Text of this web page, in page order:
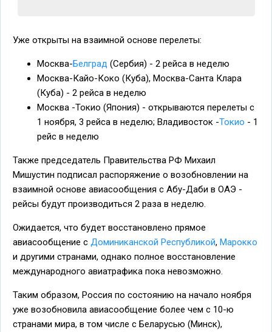
Уже открыты на взаимной основе перелеты:
Москва-Белград (Сербия) - 2 рейса в неделю
Москва-Кайо-Коко (Куба), Москва-Санта Клара
(Куба) - 2 рейса в неделю
Москва -Токио (Япония) - открываются перелеты с
1 ноября, 3 рейса в неделю; Владивосток -Токио - 1
рейс в неделю
Также председатель Правительства РФ Михаил
Мишустин подписал распоряжение о возобновлении на
взаимной основе авиасообщения с Абу-Даби в ОАЭ -
рейсы будут производиться 2 раза в неделю.
Ожидается, что будет восстановлено прямое
авиасообщение с Доминиканской Республикой, Марокко
и другими странами, однако полное восстановление
международного авиатрафика пока невозможно.
Таким образом, Россия по состоянию на начало ноября
уже возобновила авиасообщение более чем с 10-ю
странами мира, в том числе с Беларусью (Минск),